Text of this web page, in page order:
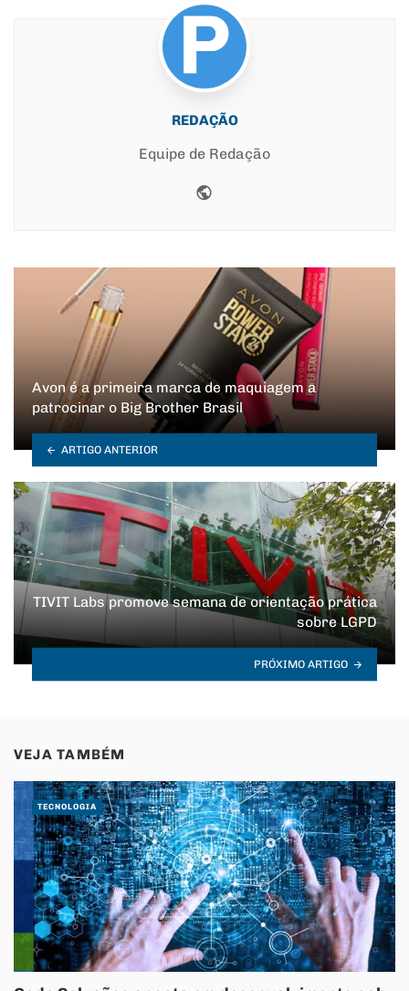
REDAÇÃO
Equipe de Redação
Avon é a primeira marca de maquiagem a
patrocinar o Big Brother Brasil
ARTIGO ANTERIOR
TIVIT Labs promove semana de orientação prática
sobre LGPD
PRÓXIMO ARTIGO
VEJA TAMBÉM
TECNOLOGIA